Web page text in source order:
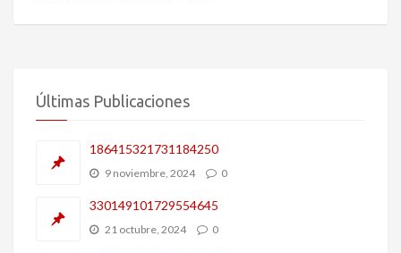
Últimas Publicaciones
186415321731184250
9 noviembre, 2024 0
330149101729554645
21 octubre, 2024 0